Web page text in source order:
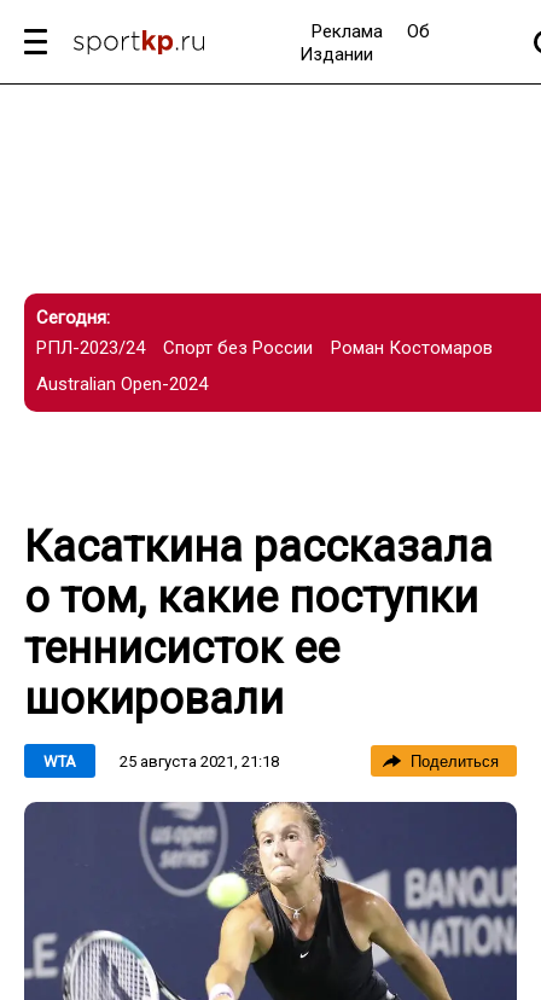
Реклама
Об
Издании
Сегодня:
РПЛ-2023/24
Спорт без России
Роман Костомаров
Australian Open-2024
Касаткина рассказала
о том, какие поступки
теннисисток ее
шокировали
WTA 25 августа 2021, 21:18 Поделиться